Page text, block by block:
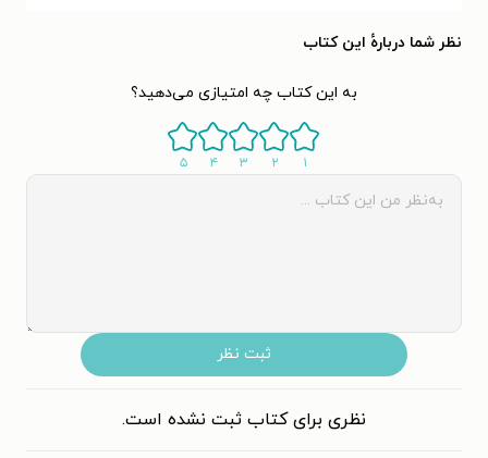
نظر شما دربارهٔ این کتاب
به این کتاب چه امتیازی می‌دهید؟
۱ ۲ ۳ ۴ ۵
ثبت نظر
نظری برای کتاب ثبت نشده است.